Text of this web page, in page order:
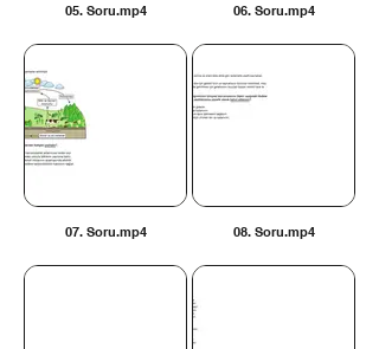
05. Soru.mp4 06. Soru.mp4
07. Soru.mp4 08. Soru.mp4